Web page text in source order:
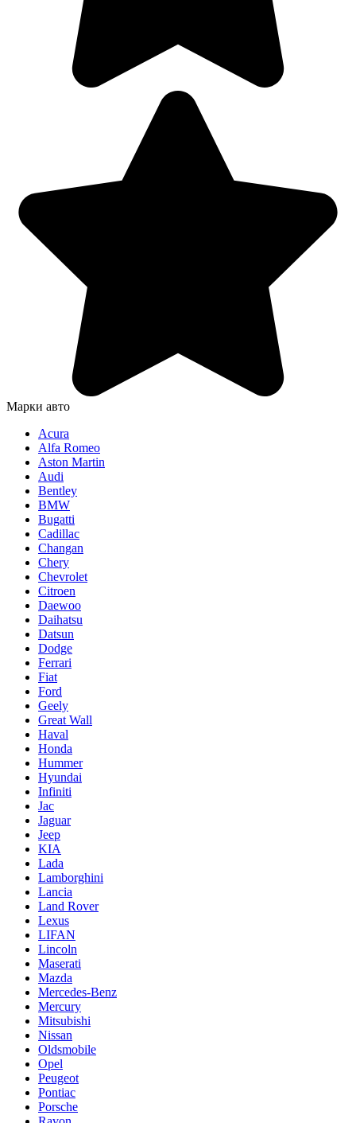
Марки авто
Acura
Alfa Romeo
Aston Martin
Audi
Bentley
BMW
Bugatti
Cadillac
Changan
Chery
Chevrolet
Citroen
Daewoo
Daihatsu
Datsun
Dodge
Ferrari
Fiat
Ford
Geely
Great Wall
Haval
Honda
Hummer
Hyundai
Infiniti
Jac
Jaguar
Jeep
KIA
Lada
Lamborghini
Lancia
Land Rover
Lexus
LIFAN
Lincoln
Maserati
Mazda
Mercedes-Benz
Mercury
Mitsubishi
Nissan
Oldsmobile
Opel
Peugeot
Pontiac
Porsche